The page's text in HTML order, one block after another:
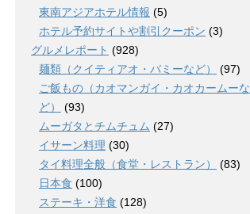
東南アジアホテル情報 (5)
ホテル予約サイトや割引クーポン (3)
グルメレポート (928)
麺類（クイティアオ・バミーなど）
(97)
ご飯もの（カオマンガイ・カオカームーな
ど）
(93)
ムーガタとチムチュム (27)
イサーン料理 (30)
タイ料理全般（食堂・レストラン）
(83)
日本食 (100)
ステーキ・洋食 (128)